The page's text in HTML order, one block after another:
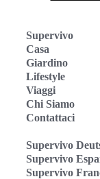
Supervivo
Casa
Giardino
Lifestyle
Viaggi
Chi Siamo
Contattaci
Supervivo
Supervivo
Supervivo